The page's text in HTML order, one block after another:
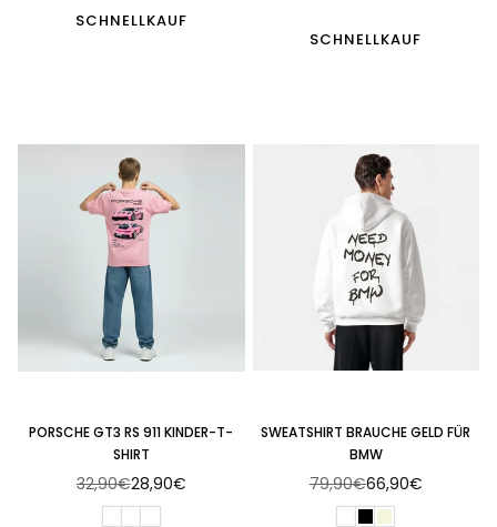
SCHNELLKAUF
SCHNELLKAUF
PORSCHE GT3 RS 911 KINDER-T-
SHIRT
Normaler
32,90€28,90€
SWEATSHIRT BRAUCHE GELD FÜR
BMW
Normaler
Preis
79,90€66,90€